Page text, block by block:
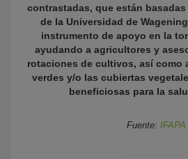
contrastadas, que están
de la Universidad de
instrumento de apoyo en la
ayudando a agricultores y
rotaciones de cultivos, así como
verdes y/o las cubiertas
beneficiosas para la
Fuente: IFAPA